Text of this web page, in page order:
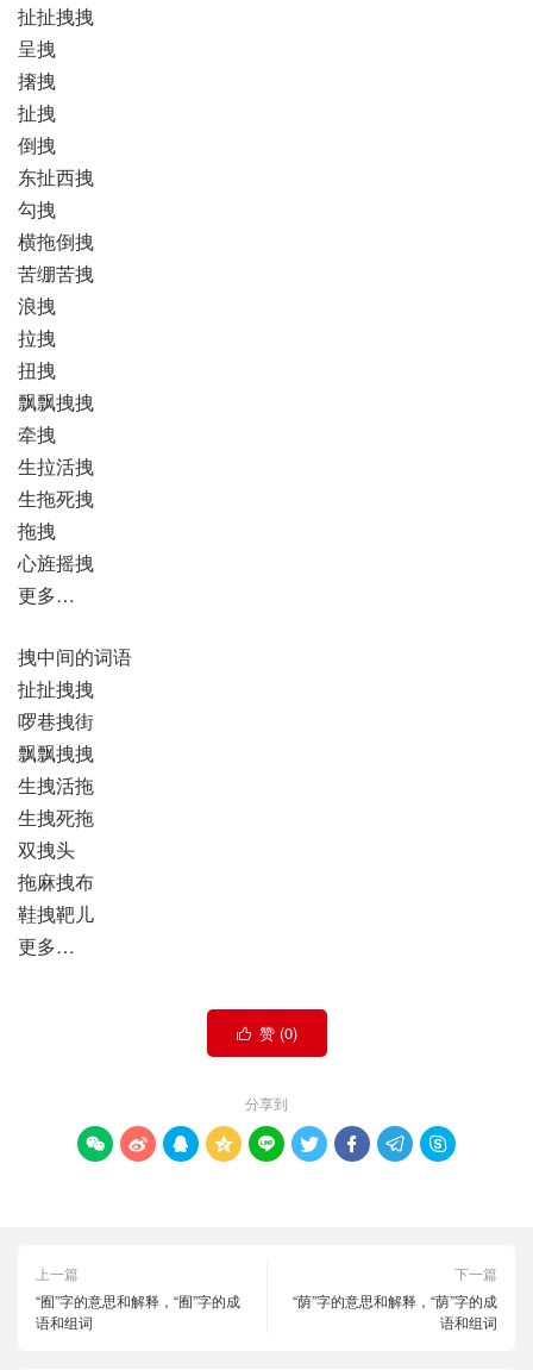
扯扯拽拽
呈拽
撦拽
扯拽
倒拽
东扯西拽
勾拽
横拖倒拽
苦绷苦拽
浪拽
拉拽
扭拽
飘飘拽拽
牵拽
生拉活拽
生拖死拽
拖拽
心旌摇拽
更多…
拽中间的词语
扯扯拽拽
啰巷拽街
飘飘拽拽
生拽活拖
生拽死拖
双拽头
拖麻拽布
鞋拽靶儿
更多…
 赞 (0)
分享到
        
上一篇
“囿”字的意思和解释，“囿”字的成
语和组词
下一篇
“荫”字的意思和解释，“荫”字的成
语和组词